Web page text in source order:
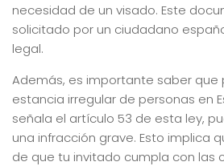
necesidad de un visado. Este
solicitado por un ciudadano
legal.
Además, es importante saber que
estancia irregular de personas en
señala el artículo 53 de esta ley,
una infracción grave. Esto implica
de que tu invitado cumpla con las